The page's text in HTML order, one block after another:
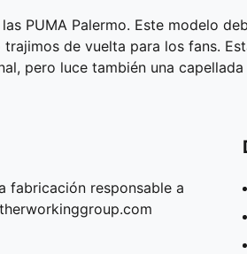
PUMA Palermo. Este modelo
de vuelta para los fans.
pero luce también una
fabricación responsable a